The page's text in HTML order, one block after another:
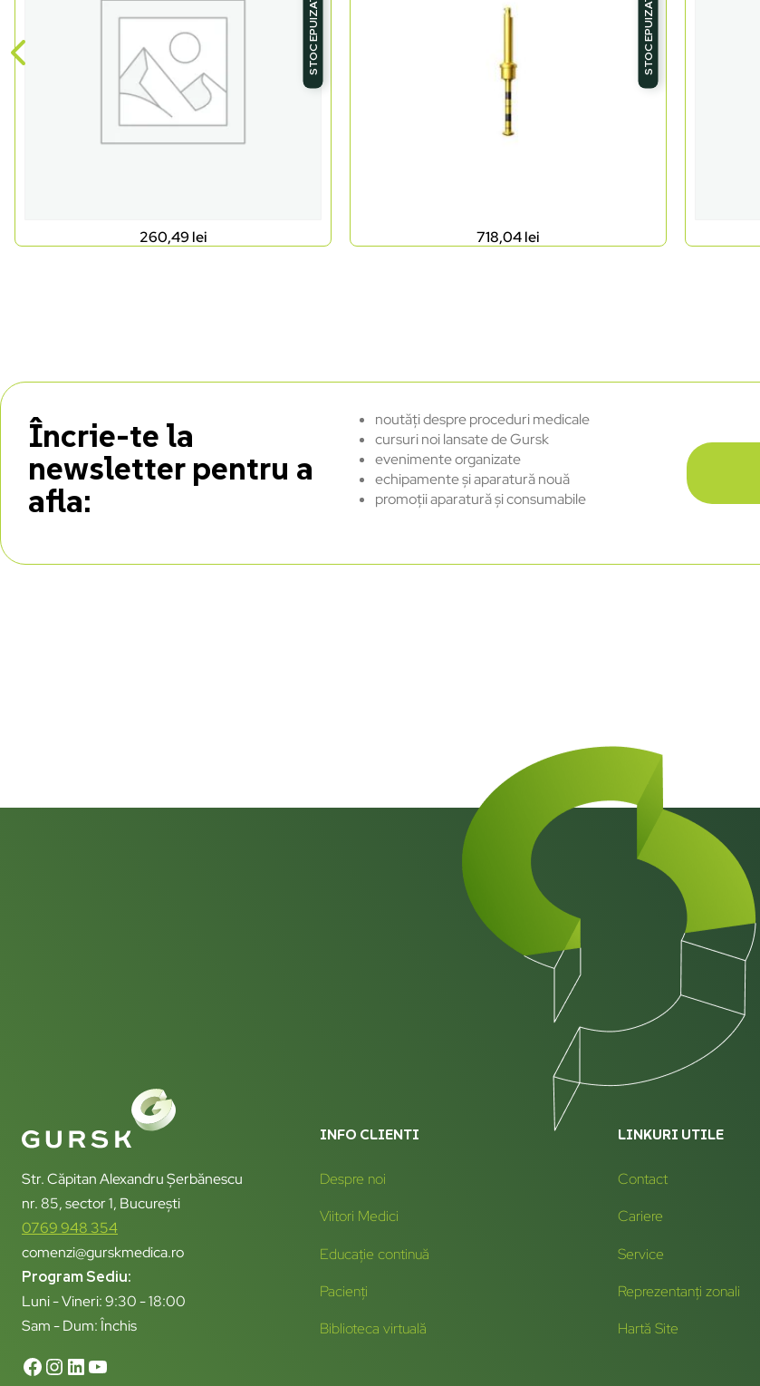
STOC EPUIZAT
260,49lei
STOC EPUIZAT
718,04lei
Încrie-te la
newsletter pentru a
afla:
noutăți despre proceduri medicale
cursuri noi lansate de Gursk
evenimente organizate
echipamente și aparatură nouă
promoții aparatură și consumabile
Str. Căpitan Alexandru Șerbănescu
nr. 85, sector 1, București
0769 948 354
comenzi@gurskmedica.ro
Program Sediu:
Luni - Vineri: 9:30 - 18:00
Sam - Dum: Închis
INFO CLIENTI
Despre noi
Viitori Medici
Educație continuă
Pacienți
Biblioteca virtuală
LINKURI UTILE
Contact
Cariere
Service
Reprezentanți zonali
Hartă Site